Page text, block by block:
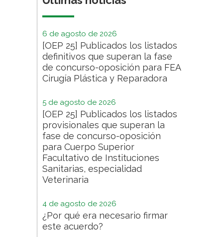
6 de agosto de 2026
[OEP 25] Publicados los listados
definitivos que superan la fase
de concurso-oposición para FEA
Cirugía Plástica y Reparadora
5 de agosto de 2026
[OEP 25] Publicados los listados
provisionales que superan la
fase de concurso-oposición
para Cuerpo Superior
Facultativo de Instituciones
Sanitarias, especialidad
Veterinaria
4 de agosto de 2026
¿Por qué era necesario firmar
este acuerdo?